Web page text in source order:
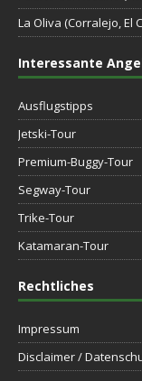
La Oliva (Corralejo, El
Interessante
Ausflugstipps
Jetski-Tour
Premium-Buggy-Tour
Segway-Tour
Trike-Tour
Katamaran-Tour
Rechtliches
Impressum
Disclaimer /